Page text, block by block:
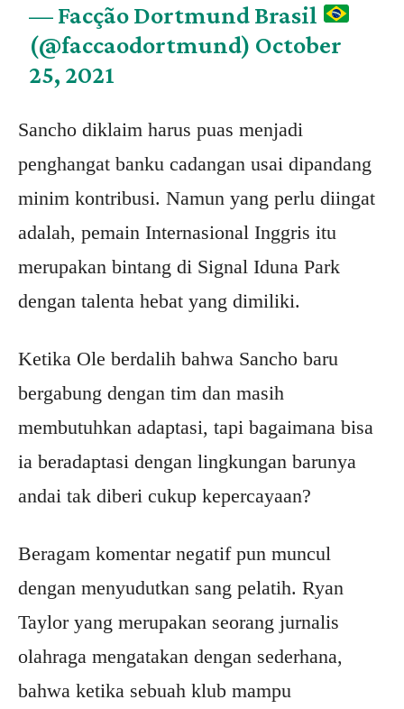
— Facção Dortmund Brasil
(@faccaodortmund) October
25, 2021
Sancho diklaim harus puas menjadi
penghangat banku cadangan usai dipandang
minim kontribusi. Namun yang perlu diingat
adalah, pemain Internasional Inggris itu
merupakan bintang di Signal Iduna Park
dengan talenta hebat yang dimiliki.
Ketika Ole berdalih bahwa Sancho baru
bergabung dengan tim dan masih
membutuhkan adaptasi, tapi bagaimana bisa
ia beradaptasi dengan lingkungan barunya
andai tak diberi cukup kepercayaan?
Beragam komentar negatif pun muncul
dengan menyudutkan sang pelatih. Ryan
Taylor yang merupakan seorang jurnalis
olahraga mengatakan dengan sederhana,
bahwa ketika sebuah klub mampu